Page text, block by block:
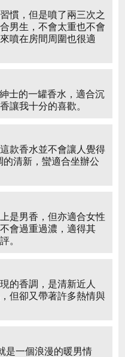
慣，但是噴了兩三次之
男生，不會太重也不會
噴在房間周圍也很適
士的一罐香水，適合沉
讓我十分的喜歡。
款香水並不會讓人覺得
清新，蠻適合坐辦公
是男香，但亦適合女性
會過重過濃，適得其
。
的香調，是清新近人
但卻又帶著許多熱情與
是一個浪漫的暖男情